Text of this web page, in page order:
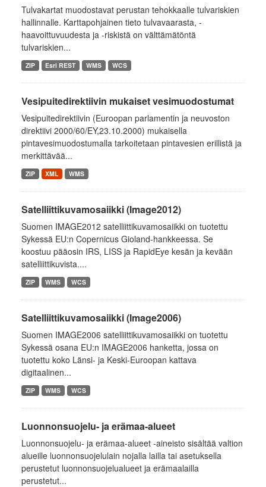
Tulvakartat muodostavat perustan tehokkaalle tulvariskien
hallinnalle. Karttapohjainen tieto tulvavaarasta, -
haavoittuvuudesta ja -riskistä on välttämätöntä
tulvariskien...
ZIP Esri REST WMS WCS
Vesipuitedirektiivin mukaiset vesimuodostumat
Vesipuitedirektiivin (Euroopan parlamentin ja neuvoston
direktiivi 2000/60/EY,23.10.2000) mukaisella
pintavesimuodostumalla tarkoitetaan pintavesien erillistä ja
merkittävää...
ZIP XML WMS
Satelliittikuvamosaiikki (Image2012)
Suomen IMAGE2012 satelliittikuvamosaiikki on tuotettu
Sykessä EU:n Copernicus Gioland-hankkeessa. Se
koostuu pääosin IRS, LISS ja RapidEye kesän ja kevään
satelliittikuvista....
ZIP WMS WCS
Satelliittikuvamosaiikki (Image2006)
Suomen IMAGE2006 satelliittikuvamosaiikki on tuotettu
Sykessä osana EU:n IMAGE2006 hanketta, jossa on
tuotettu koko Länsi- ja Keski-Euroopan kattava
digitaalinen...
ZIP WMS WCS
Luonnonsuojelu- ja erämaa-alueet
Luonnonsuojelu- ja erämaa-alueet -aineisto sisältää valtion
alueille luonnonsuojelulain nojalla lailla tai asetuksella
perustetut luonnonsuojelualueet ja erämaalailla
perustetut...